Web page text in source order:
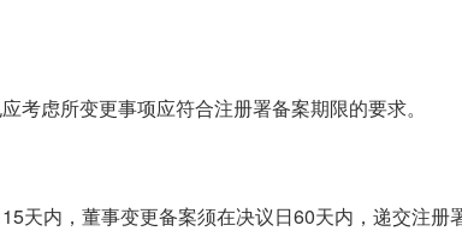
考虑所变更事项应符合注册署备案期限的要求。
天内，董事变更备案须在决议日60天内，递交注册